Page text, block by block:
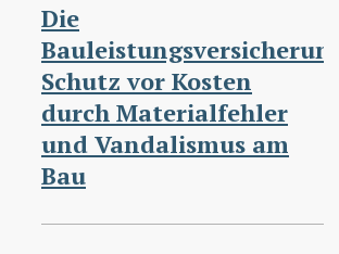
Die
Bauleistungsversicherung:
Schutz vor Kosten
durch Materialfehler
und Vandalismus am
Bau